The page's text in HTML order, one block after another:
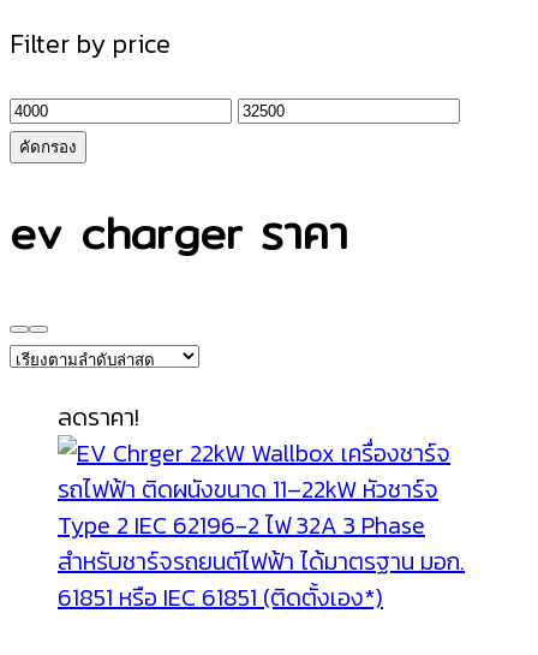
Filter by price
ราคา
ต่ำ
ราคา
คัดกรอง
ev charger ราคา
ลดราคา!